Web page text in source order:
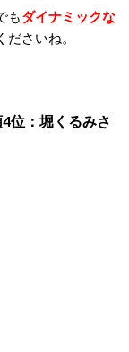
もダイナミックな
さいね。
4位：堀くるみさ